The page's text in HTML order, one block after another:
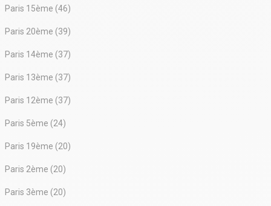
Paris 15ème (46)
Paris 20ème (39)
Paris 14ème (37)
Paris 13ème (37)
Paris 12ème (37)
Paris 5ème (24)
Paris 19ème (20)
Paris 2ème (20)
Paris 3ème (20)